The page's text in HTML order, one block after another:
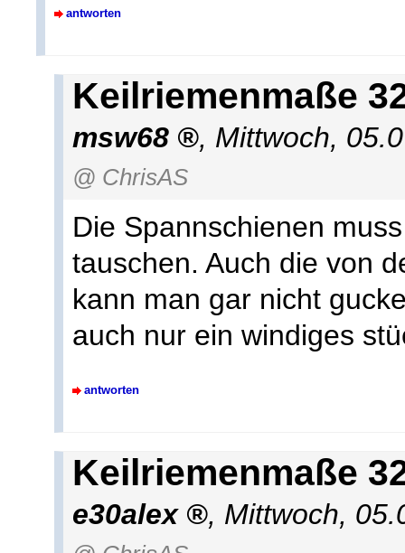
antworten
Keilriemenmaße
msw68 , Mittwoch,
@ ChrisAS
Die Spannschienen
tauschen. Auch die von
kann man gar nicht
auch nur ein windiges
antworten
Keilriemenmaße
e30alex , Mittwoch,